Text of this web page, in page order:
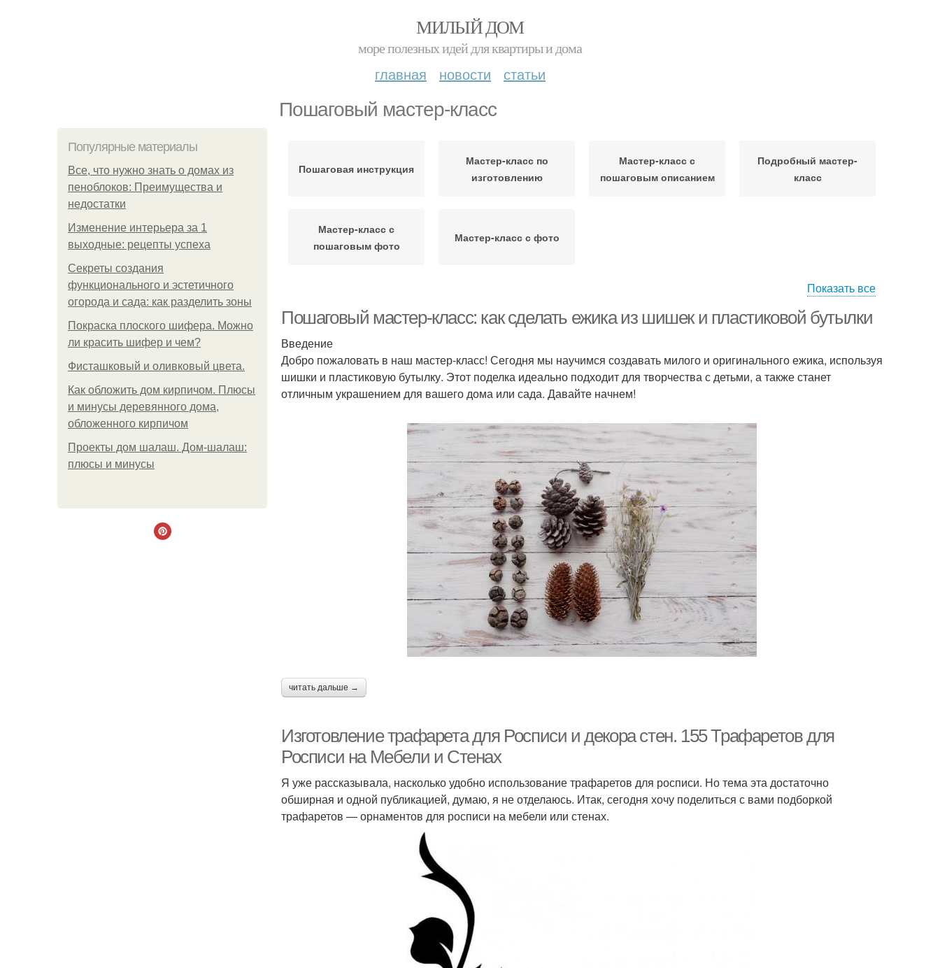
МИЛЫЙ ДОМ
море полезных идей для квартиры и дома
главная новости статьи
Пошаговый мастер-класс
Популярные материалы
Все, что нужно знать о домах из
пеноблоков: Преимущества и
недостатки
Изменение интерьера за 1
выходные: рецепты успеха
Секреты создания
функционального и эстетичного
огорода и сада: как разделить зоны
Покраска плоского шифера. Можно
ли красить шифер и чем?
Фисташковый и оливковый цвета.
Как обложить дом кирпичом. Плюсы
и минусы деревянного дома,
обложенного кирпичом
Проекты дом шалаш. Дом-шалаш:
плюсы и минусы
Пошаговая инструкция
Мастер-класс по
изготовлению
Мастер-класс с
пошаговым описанием
Подробный мастер-
класс
Мастер-класс с
пошаговым фото
Мастер-класс с фото
Показать все
Пошаговый мастер-класс: как сделать ежика из шишек и пластиковой бутылки
Введение
Добро пожаловать в наш мастер-класс! Сегодня мы научимся создавать милого и оригинального ежика, используя
шишки и пластиковую бутылку. Этот поделка идеально подходит для творчества с детьми, а также станет
отличным украшением для вашего дома или сада. Давайте начнем!
читать дальше →
Изготовление трафарета для Росписи и декора стен. 155 Трафаретов для
Росписи на Мебели и Стенах
Я уже рассказывала, насколько удобно использование трафаретов для росписи. Но тема эта достаточно
обширная и одной публикацией, думаю, я не отделаюсь. Итак, сегодня хочу поделиться с вами подборкой
трафаретов — орнаментов для росписи на мебели или стенах.